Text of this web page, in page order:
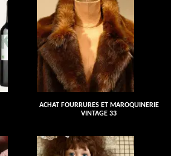
ACHAT FOURRURES ET MAROQUINERIE
VINTAGE 33